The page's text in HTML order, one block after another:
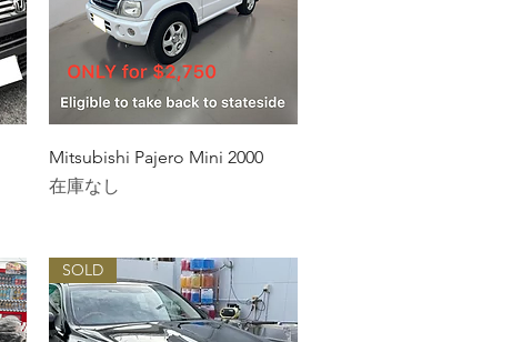
クイックビュー
Mitsubishi Pajero Mini 2000
在庫なし
SOLD